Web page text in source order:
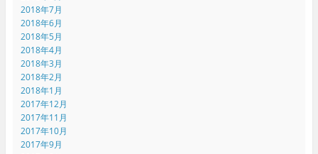
2018年7月
2018年6月
2018年5月
2018年4月
2018年3月
2018年2月
2018年1月
2017年12月
2017年11月
2017年10月
2017年9月